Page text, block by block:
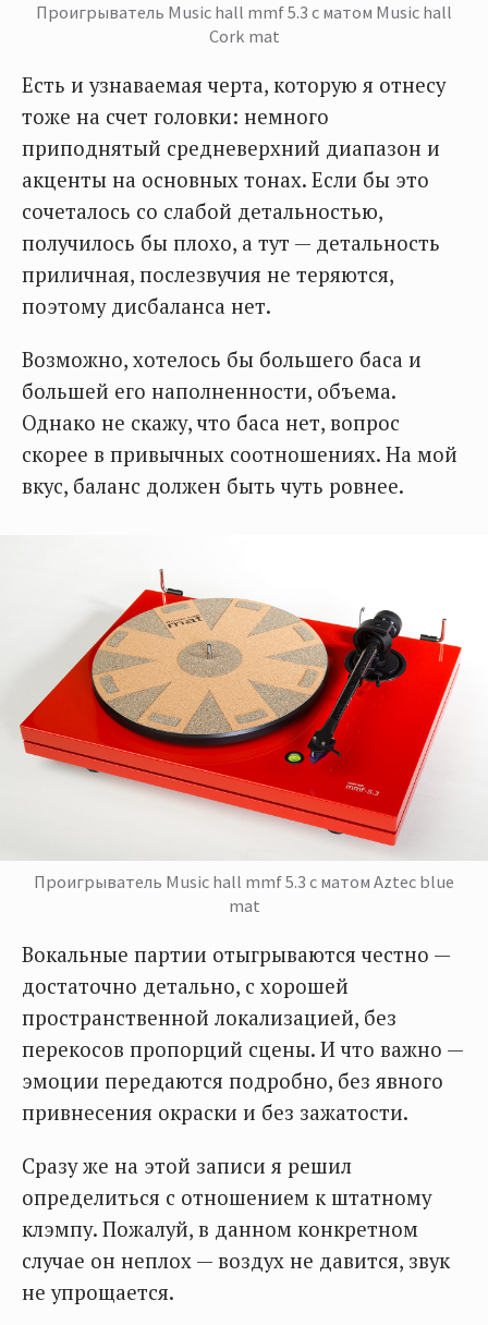
Проигрыватель Music hall mmf 5.3 с матом Music hall
Cork mat
Есть и узнаваемая черта, которую я отнесу
тоже на счет головки: немного
приподнятый средневерхний диапазон и
акценты на основных тонах. Если бы это
сочеталось со слабой детальностью,
получилось бы плохо, а тут — детальность
приличная, послезвучия не теряются,
поэтому дисбаланса нет.
Возможно, хотелось бы большего баса и
большей его наполненности, объема.
Однако не скажу, что баса нет, вопрос
скорее в привычных соотношениях. На мой
вкус, баланс должен быть чуть ровнее.
Проигрыватель Music hall mmf 5.3 с матом Aztec blue
mat
Вокальные партии отыгрываются честно —
достаточно детально, с хорошей
пространственной локализацией, без
перекосов пропорций сцены. И что важно —
эмоции передаются подробно, без явного
привнесения окраски и без зажатости.
Сразу же на этой записи я решил
определиться с отношением к штатному
клэмпу. Пожалуй, в данном конкретном
случае он неплох — воздух не давится, звук
не упрощается.